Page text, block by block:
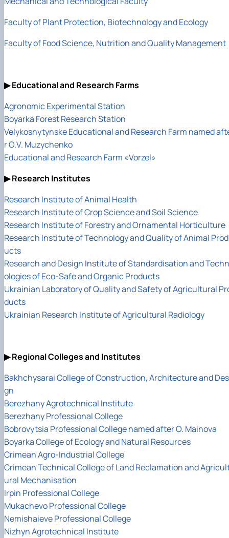
Faculty of Plant Protection, Biotechnology and Ecology
Faculty of Food Science, Nutrition and Quality Management
▶ Educational and Research Farms
Agronomic Experimental Station
Boyarka Forest Research Station
Velykosnytynske Educational and Research Farm named
r O.V. Muzychenko
Educational and Research Farm «Vorzel»
▶ Research Institutes
Research Institute of Animal Health
Research Institute of Crop Science and Soil Science
Research Institute of Forestry and Ornamental Horticulture
Research Institute of Technology and Quality of Animal Prod
ucts
Research and Design Institute of Standardisation and Techn
ologies of Eco-Safe and Organic Products
Ukrainian Laboratory of Quality and Safety of Agricultural
ducts
Ukrainian Research Institute of Agricultural Radiology
▶ Regional Colleges and Institutes
Bakhchysarai College of Construction, Architecture and
gn
Berezhany Agrotechnical Institute
Berezhany Professional College
Bobrovytsia Professional College named after O. Mainova
Boyarka College of Ecology and Natural Resources
Crimean Agro-Industrial College
Crimean Technical College of Land Reclamation and
ural Mechanisation
Irpin Professional College
Mukachevo Professional College
Nemishaieve Professional College
Nizhyn Agrotechnical Institute